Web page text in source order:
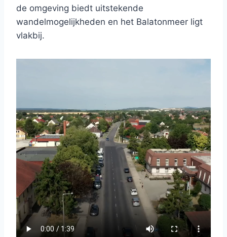
de omgeving biedt uitstekende
wandelmogelijkheden en het Balatonmeer ligt
vlakbij.